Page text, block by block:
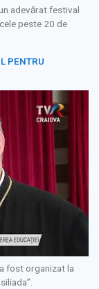
adevărat festival
peste 20 de
PENTRU
fost organizat la